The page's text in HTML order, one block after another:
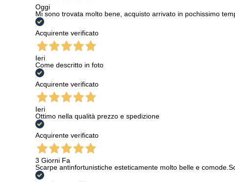
Oggi
Mi sono trovata molto bene, acquisto arrivato in pochissimo
Acquirente verificato
Ieri
Come descritto in foto
Acquirente verificato
Ieri
Ottimo nella qualità prezzo e spedizione
Acquirente verificato
3 Giorni Fa
Scarpe antinfortunistiche esteticamente molto belle e